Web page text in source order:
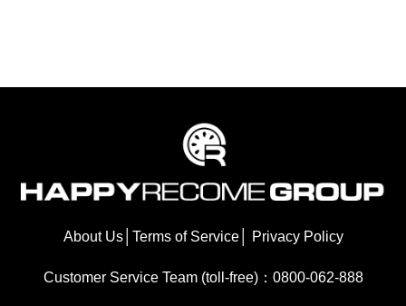
About Us│ Terms of Service│ Privacy Policy
Customer Service Team (toll-free)：0800-062-888